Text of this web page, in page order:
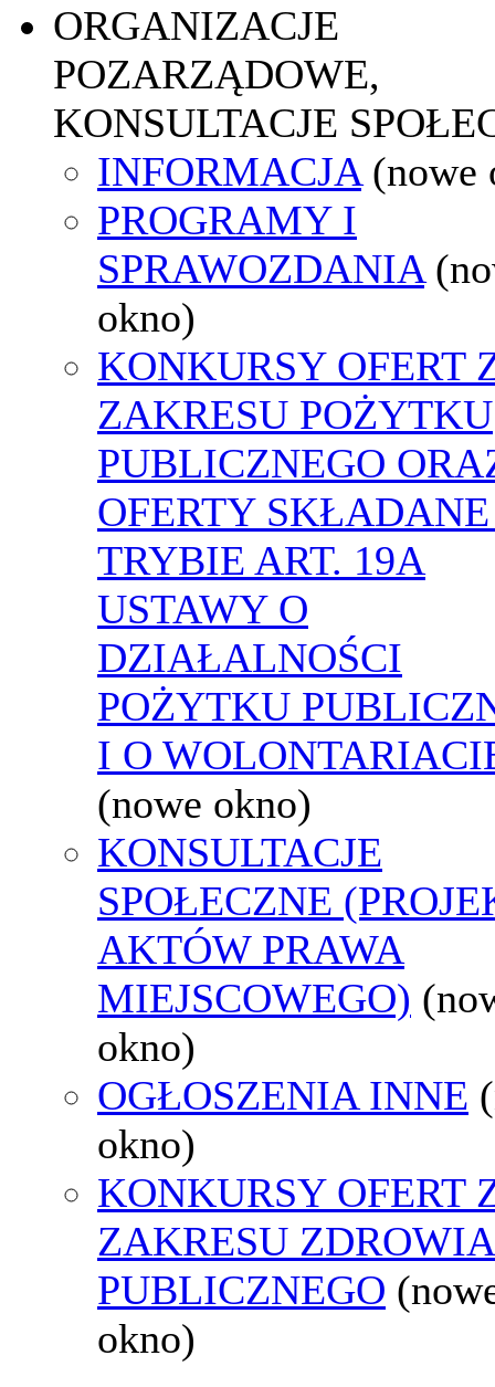
ORGANIZACJE
POZARZĄDOWE,
KONSULTACJE
INFORMACJA (nowe
PROGRAMY I
SPRAWOZDANIA
okno)
KONKURSY OFERT
ZAKRESU POŻYTKU
PUBLICZNEGO
OFERTY
TRYBIE ART. 19A
USTAWY O
DZIAŁALNOŚCI
POŻYTKU
I O
(nowe okno)
KONSULTACJE
SPOŁECZNE
AKTÓW PRAWA
MIEJSCOWEGO)
okno)
OGŁOSZENIA INNE
okno)
KONKURSY OFERT
ZAKRESU ZDROWIA
PUBLICZNEGO
okno)